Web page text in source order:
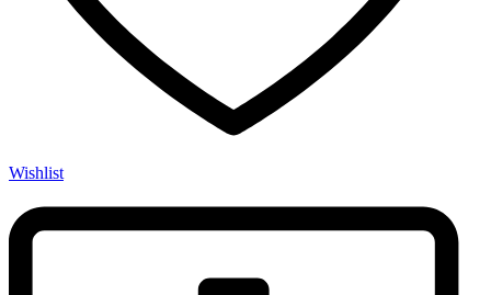
Wishlist